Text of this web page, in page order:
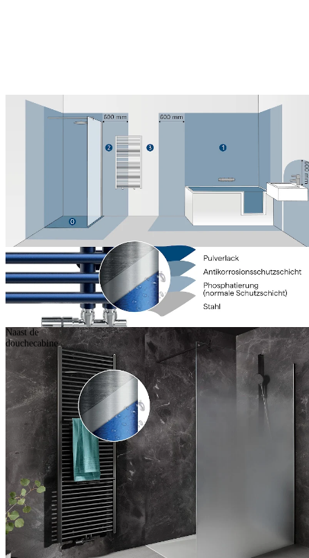
Naast de
douchecabine